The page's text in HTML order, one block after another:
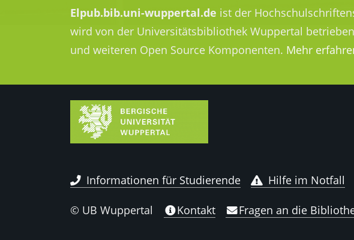
Elpub.bib.uni-wuppertal.de ist der
wird von der Universitätsbibliothek Wuppertal
und weiteren Open Source Komponenten. Mehr
Informationen für Studierende Hilfe im Notfall
© UB Wuppertal Kontakt Fragen an die